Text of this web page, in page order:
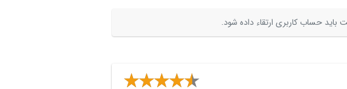
حساب کاربری ارتقاء داده شود.